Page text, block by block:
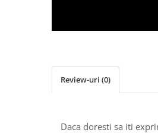
Scannere Documente
Review-uri (0)
Daca doresti sa iti